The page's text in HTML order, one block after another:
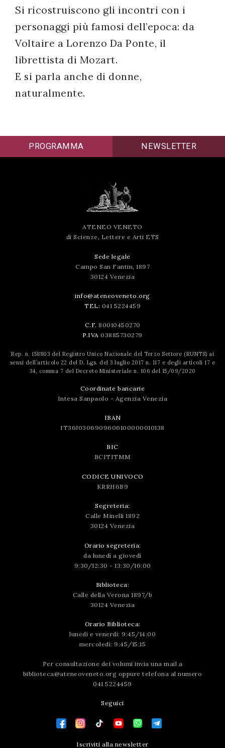
Si ricostruiscono gli incontri con i
personaggi più famosi dell’epoca: da
Voltaire a Lorenzo Da Ponte, il
librettista di Mozart.
E si parla anche di donne,
naturalmente.
PROGRAMMA NEWSLETTER
ATENEO VENETO
di Scienze, Lettere e Arti ETS
Sede legale
Campo San Fantin, 1897
30124 Venezia
info@ateneoveneto.org
TEL: 041 5224459
C.F. 80010450270
P.IVA 03885730279
Rep. n. 158803 del Registro Unico Nazionale del Terzo Settore (RUNTS) ai
sensi dell’articolo 22 del D. Lgs. del 3 luglio 2017 n. 117 e degli articoli 17 e
34, comma 7 del Decreto Ministeriale n. 106 del 15/09/2020
Coordinate bancarie
Intesa Sanpaolo - Agenzia Venezia
IBAN
IT36J0306909606100000010138
BIC
BCITITMM
CODICE UNIVOCO
KRRH6B9
Segreteria:
Calle Minelli 1892
30124 Venezia
Orario segreteria:
da lunedì a giovedì
9:30/12:30 - 13:30/16:00
Biblioteca:
Calle della Verona 1897/b
30124 Venezia
Orario Biblioteca:
lunedì e venerdì: 9:45/14:00
mercoledì: 9:45/15:15
Per consultazione dei volumi invia una mail a
biblioteca@ateneoveneto.org oppure telefona al numero
041 5224459
Seguici
Iscriviti alla newsletter